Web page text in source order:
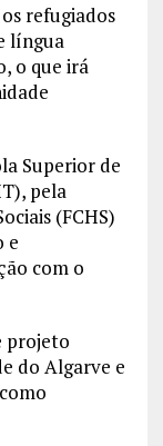
refugiados
língua
o que irá
Superior de
pela
(FCHS)
e
com o
projeto
do Algarve e